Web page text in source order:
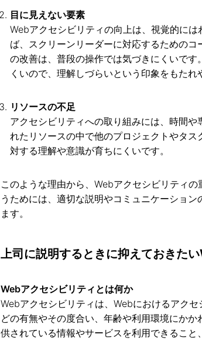
目に見えない要素
Webアクセシビリティの向上は、視覚的には
ば、スクリーンリーダーに対応するための
の改善は、普段の操作では気づきにくいで
くいので、理解しづらいという印象をもたれ
リソースの不足
アクセシビリティへの取り組みには、時間
れたリソースの中で他のプロジェクトやタ
対する理解や意識が育ちにくいです。
このような理由から、Webアクセシビリティ
うためには、適切な説明やコミュニケーショ
ます。
上司に説明するときに抑えておきた
Webアクセシビリティとは何か
Webアクセシビリティは、Webにおけるアク
どの有無やその度合い、年齢や利用環境にか
供されている情報やサービスを利用できること